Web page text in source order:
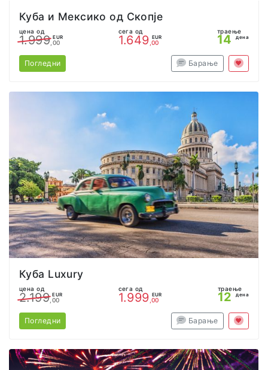
Куба и Мексико од Скопје
цена од
1.999 EUR
,00
сега од
1.649 EUR
,00
траење
14 дена
Погледни Барање
Куба Luxury
цена од
2.199 EUR
,00
сега од
1.999 EUR
,00
траење
12 дена
Погледни Барање